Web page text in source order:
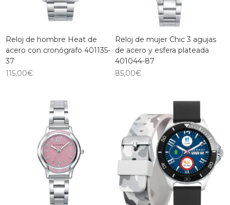
Reloj de hombre Heat de
acero con cronógrafo 401135-
37
115,00€
Reloj de mujer Chic 3 agujas
de acero y esfera plateada
401044-87
85,00€